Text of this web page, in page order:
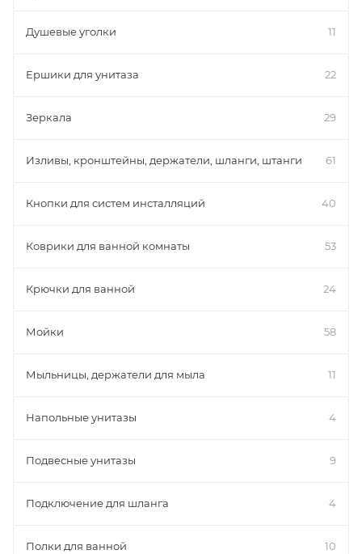
Душевые уголки 11
Ершики для унитаза 22
Зеркала 29
Изливы, кронштейны, держатели, шланги, штанги 61
Кнопки для систем инсталляций 40
Коврики для ванной комнаты 53
Крючки для ванной 24
Мойки 58
Мыльницы, держатели для мыла 11
Напольные унитазы 4
Подвесные унитазы 9
Подключение для шланга 4
Полки для ванной 10